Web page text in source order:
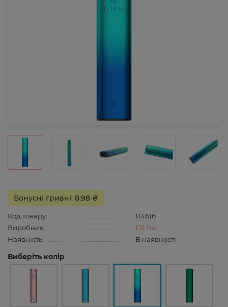
Бонусні гривні: 8.98 ₴
Код товару:
114616
Виробник:
Elf Bar
Наявність:
В наявності
Виберіть колір